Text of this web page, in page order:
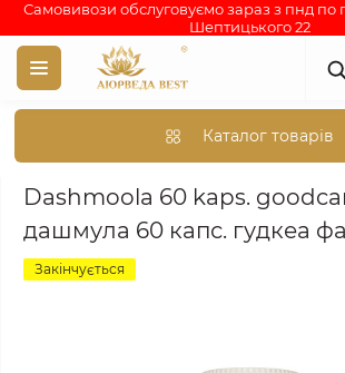
Самовивози обслуговуємо зараз з пнд по
Шептицького 22
Каталог товарів
Аюрведа каталог індійських товарів
Dashmoola 60 kaps.
дашмула 60 капс. гудкеа
Закінчується